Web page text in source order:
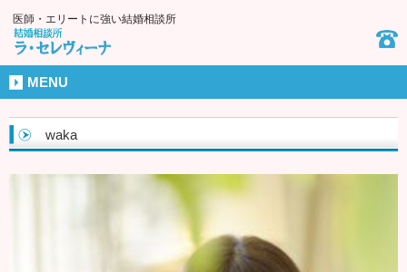
医師・エリートに強い結婚相談所
MENU
waka